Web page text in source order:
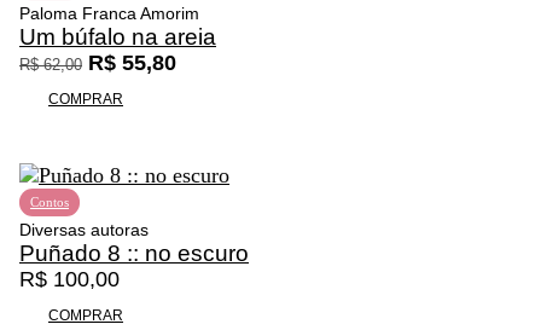
Promoção
Paloma Franca Amorim
Um búfalo na areia
R$62,00 O
p
r
ç
o
r
i
g
i
R$ 55,80O
o
u
COMPRAR
Contos
Diversas autoras
Puñado 8 :: no escuro
R$ 100,00
COMPRAR